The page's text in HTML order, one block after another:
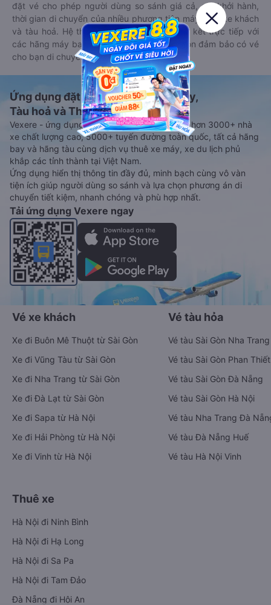
đặt vé cho phép người dùng so sánh giá cả, giờ khởi hành,
thời gian di chuyển của nhiều phương tiện máy bay, xe khách
và tàu hoả. Hệ thống của Goyolo được liên kết trực tiếp với
các hãng máy bay, xe khách và tàu hoả, luôn đảm bảo có vé
cho bạn di chuyển.
Ứng dụng đặt vé Xe khách, Máy bay,
Tàu hoả và Thuê xe
Vexere - ứng dụng đặt vé đa phương tiện với hơn 3000+ nhà
xe chất lượng cao, 5000+ tuyến đường toàn quốc, tất cả hãng
bay và hãng tàu cùng dịch vụ thuê xe máy, xe du lịch phủ
khắp các tỉnh thành tại Việt Nam.
Ứng dụng hiển thị thông tin đầy đủ, minh bạch cùng vô vàn
tiện ích giúp người dùng so sánh và lựa chọn phương án di
chuyển tiết kiệm, nhanh chóng và phù hợp nhất.
Tải ứng dụng Vexere ngay
Vé xe khách
Xe đi Buôn Mê Thuột từ Sài Gòn
Xe đi Vũng Tàu từ Sài Gòn
Xe đi Nha Trang từ Sài Gòn
Xe đi Đà Lạt từ Sài Gòn
Xe đi Sapa từ Hà Nội
Xe đi Hải Phòng từ Hà Nội
Xe đi Vinh từ Hà Nội
Vé tàu hỏa
Vé tàu Sài Gòn Nha Trang
Vé tàu Sài Gòn Phan Thiết
Vé tàu Sài Gòn Đà Nẵng
Vé tàu Sài Gòn Hà Nội
Vé tàu Nha Trang Đà
Vé tàu Đà Nẵng Huế
Vé tàu Hà Nội Vinh
Thuê xe
Hà Nội đi Ninh Bình
Hà Nội đi Hạ Long
Hà Nội đi Sa Pa
Hà Nội đi Tam Đảo
Đà Nẵng đi Hội An